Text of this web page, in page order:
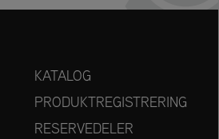
KATALOG
PRODUKTREGISTRERING
RESERVEDELER